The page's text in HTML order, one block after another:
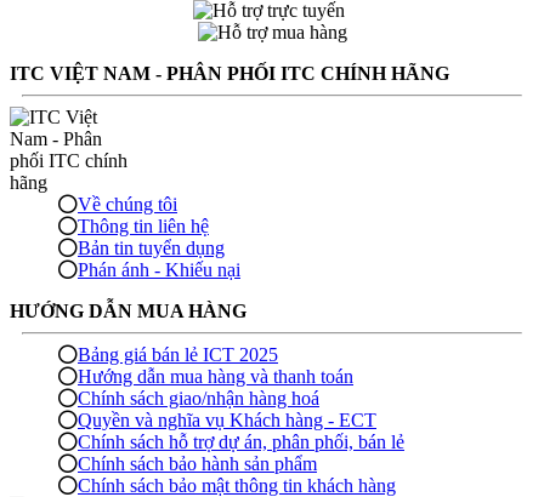
ITC VIỆT NAM - PHÂN PHỐI ITC CHÍNH HÃNG
Về chúng tôi
Thông tin liên hệ
Bản tin tuyển dụng
Phán ánh - Khiếu nại
HƯỚNG DẪN MUA HÀNG
Bảng giá bán lẻ ICT 2025
Hướng dẫn mua hàng và thanh toán
Chính sách giao/nhận hàng hoá
Quyền và nghĩa vụ Khách hàng - ECT
Chính sách hỗ trợ dự án, phân phối, bán lẻ
Chính sách bảo hành sản phẩm
Chính sách bảo mật thông tin khách hàng